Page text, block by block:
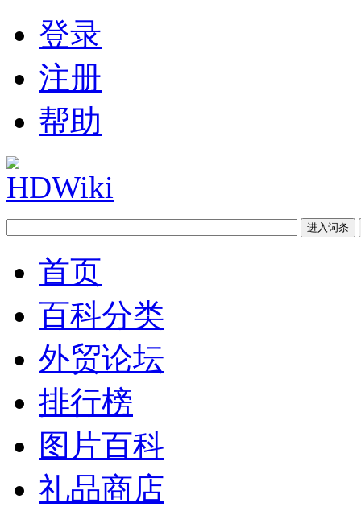
登录
注册
帮助
首页
百科分类
外贸论坛
排行榜
图片百科
礼品商店